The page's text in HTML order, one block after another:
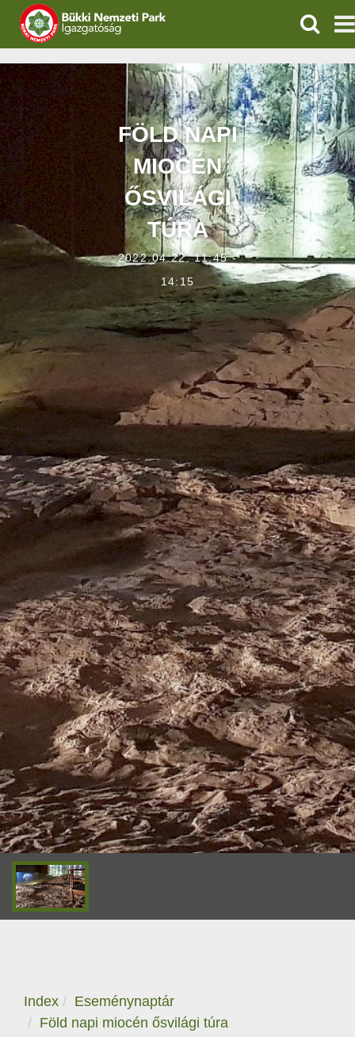
IGAZGATÓSÁG
TERMÉSZETVÉDELEM
VÍZVÉDELEM
ÖKOTURIZMUS
OKTATÁS
GEOPARKOK
KAPCSOLAT
FÖLD NAPI
MIOCÉN
ŐSVILÁGI
TÚRA
2022.04.22. 11:45 -
14:15
Index
Eseménynaptár
Föld napi miocén ősvilági túra